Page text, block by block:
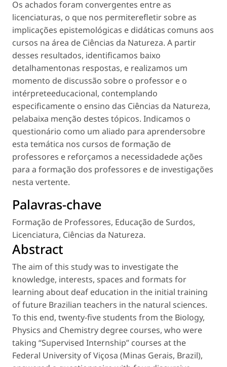
Os achados foram convergentes entre as
licenciaturas, o que nos permiterefletir sobre as
implicações epistemológicas e didáticas comuns aos
cursos na área de Ciências da Natureza. A partir
desses resultados, identificamos baixo
detalhamentonas respostas, e realizamos um
momento de discussão sobre o professor e o
intérpreteeducacional, contemplando
especificamente o ensino das Ciências da Natureza,
pelabaixa menção destes tópicos. Indicamos o
questionário como um aliado para aprendersobre
esta temática nos cursos de formação de
professores e reforçamos a necessidadede ações
para a formação dos professores e de investigações
nesta vertente.
Palavras-chave
Formação de Professores, Educação de Surdos,
Licenciatura, Ciências da Natureza.
Abstract
The aim of this study was to investigate the
knowledge, interests, spaces and formats for
learning about deaf education in the initial training
of future Brazilian teachers in the natural sciences.
To this end, twenty-five students from the Biology,
Physics and Chemistry degree courses, who were
taking “Supervised Internship” courses at the
Federal University of Viçosa (Minas Gerais, Brazil),